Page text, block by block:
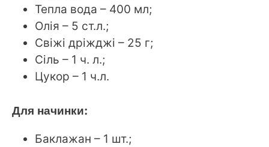
Тепла вода – 400 мл;
Олія – ​​5 ст.л.;
Свіжі дріжджі – 25 г;
Сіль – 1 ч. л.;
Цукор – 1 ч.л.
Для начинки:
Баклажан – 1 шт.;